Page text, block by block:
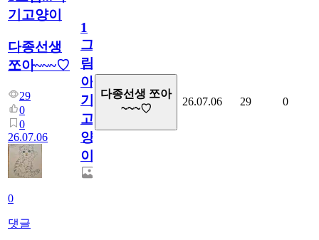
기고양이
다종선생
쪼아~~~♡
29
0
0
26.07.06
0
댓글
1
그
림...
아
기
고
양
이
다종선생 쪼아
~~~♡
26.07.06 29 0